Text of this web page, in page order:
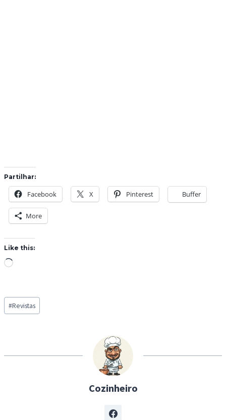
Partilhar:
Facebook X Pinterest Buffer
More
Like this:
L
d
i
…
Post
Tags:
#Revistas
Cozinheiro